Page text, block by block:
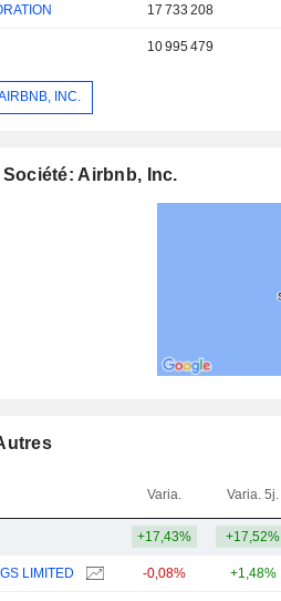
17 733 208
10 995 479
INC.
Airbnb, Inc.
Varia. Varia. 5j.
+17,43% +17,52%
LIMITED -0,08% +1,48%